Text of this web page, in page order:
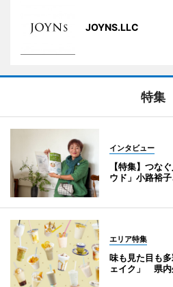
JOYNS.LLC
特集
インタビュー
【特集】つな
ウド」小路裕
エリア特集
味も見た目も
ェイク」 県